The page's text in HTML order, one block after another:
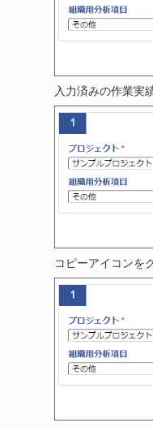
入力済みの作業実
コピーアイコンを